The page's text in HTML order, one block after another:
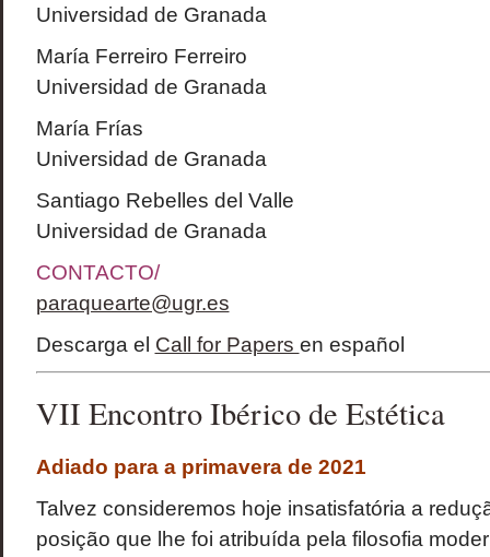
Universidad de Granada
María Ferreiro Ferreiro
Universidad de Granada
María Frías
Universidad de Granada
Santiago Rebelles del Valle
Universidad de Granada
CONTACTO/
paraquearte@ugr.es
Descarga el Call for Papers en español
VII Encontro Ibérico de Estética
Adiado para a primavera de 2021
Talvez consideremos hoje insatisfatória a
posição que lhe foi atribuída pela filosofia